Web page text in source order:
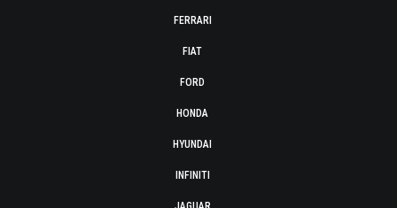
FERRARI
FIAT
FORD
HONDA
HYUNDAI
INFINITI